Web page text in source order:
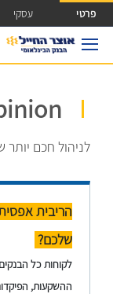
גישה ישירה לכפתור כניסה
פרטי עסקי
לניהול חכם
הריבית
שלכם?
לקוחות כל
ההשקעות,